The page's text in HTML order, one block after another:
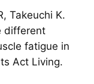
Takeuchi K.
different
fatigue in
Act Living.